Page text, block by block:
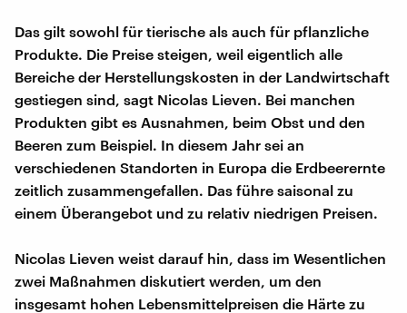
Das gilt sowohl für tierische als auch für pflanzliche
Produkte. Die Preise steigen, weil eigentlich alle
Bereiche der Herstellungskosten in der Landwirtschaft
gestiegen sind, sagt Nicolas Lieven. Bei manchen
Produkten gibt es Ausnahmen, beim Obst und den
Beeren zum Beispiel. In diesem Jahr sei an
verschiedenen Standorten in Europa die Erdbeerernte
zeitlich zusammengefallen. Das führe saisonal zu
einem Überangebot und zu relativ niedrigen Preisen.
Nicolas Lieven weist darauf hin, dass im Wesentlichen
zwei Maßnahmen diskutiert werden, um den
insgesamt hohen Lebensmittelpreisen die Härte zu